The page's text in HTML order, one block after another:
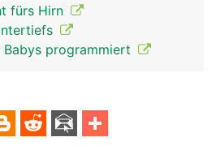
fürs Hirn
programmiert